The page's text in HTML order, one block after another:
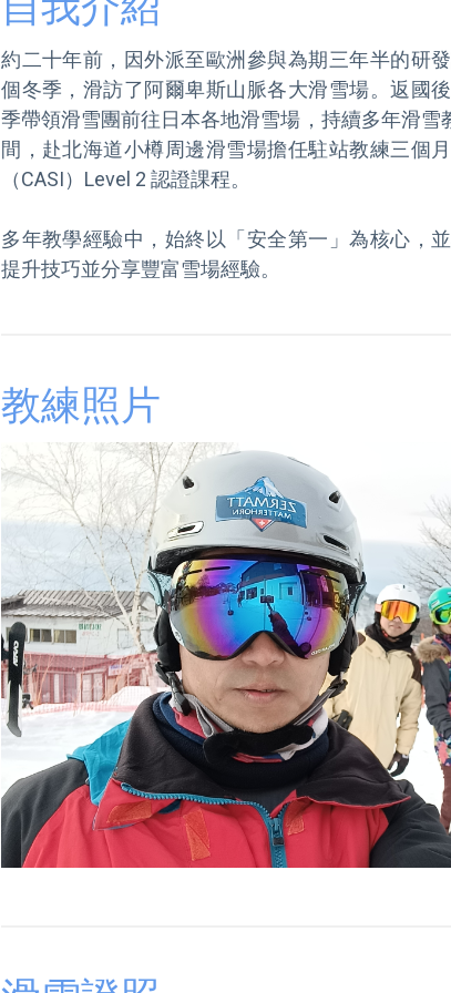
約二十年前，因外派至歐洲參與為期三年半的研
個冬季，滑訪了阿爾卑斯山脈各大滑雪場。返國
季帶領滑雪團前往日本各地滑雪場，持續多年滑雪
間，赴北海道小樽周邊滑雪場擔任駐站教練三個
（CASI）Level 2 認證課程。
多年教學經驗中，始終以「安全第一」為核心，
提升技巧並分享豐富雪場經驗。
教練照片